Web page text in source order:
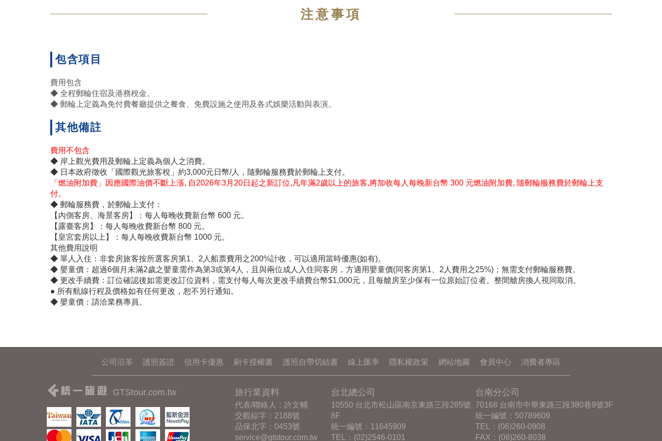
注意事項
包含項目
費用包含
◆ 全程郵輪住宿及港務稅金。
◆ 郵輪上定義為免付費餐廳提供之餐食、免費設施之使用及各式娛樂活動與表演。
其他備註
費用不包含
◆ 岸上觀光費用及郵輪上定義為個人之消費。
◆ 日本政府徵收「國際觀光旅客稅」約3,000元日幣/人，隨郵輪服務費於郵輪上支付。
「燃油附加費」因應國際油價不斷上漲, 自2026年3月20日起之新訂位,凡年滿2歲以上的旅客,將加收每人每晚新台幣 300 元燃油附加費, 隨郵輪服務費於郵輪上支
付。
◆ 郵輪服務費，於郵輪上支付：
【內側客房、海景客房】：每人每晚收費新台幣 600 元。
【露臺客房】：每人每晚收費新台幣 800 元。
【皇宮套房以上】：每人每晚收費新台幣 1000 元。
其他費用說明
◆ 單人入住：非套房旅客按所選客房第1、2人船票費用之200%計收，可以適用當時優惠(如有)。
◆ 嬰童價：超過6個月未滿2歲之嬰童需作為第3或第4人，且與兩位成人入住同客房，方適用嬰童價(同客房第1、2人費用之25%)；無需支付郵輪服務費。
◆ 更改手續費：訂位確認後如需更改訂位資料，需支付每人每次更改手續費台幣$1,000元，且每艙房至少保有一位原始訂位者。整間艙房換人視同取消。
● 所有航線行程及價格如有任何更改，恕不另行通知。
◆ 嬰童價：請洽業務專員。
公司沿革 護照簽證 信用卡優惠 刷卡授權書 護照自帶切結書 線上匯率 隱私權政策 網站地圖 會員中心 消費者專區
GTStour.com.tw 旅行業資料
代表/聯絡人：許文輔
交觀綜字：2188號
品保北字：0453號
service@gtstour.com.tw
台北總公司
10550 台北市松山區南京東路三段285號
8F
統一編號：11645909
TEL： (02)2546-0101
台南分公司
70168 台南市中華東路三段380巷9號3F
統一編號：50789609
TEL： (06)260-0908
FAX：(06)260-8038